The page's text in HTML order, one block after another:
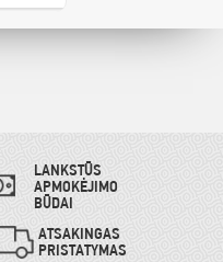
LANKSTŪS
APMOKĖJIMO
BŪDAI
ATSAKINGAS
PRISTATYMAS